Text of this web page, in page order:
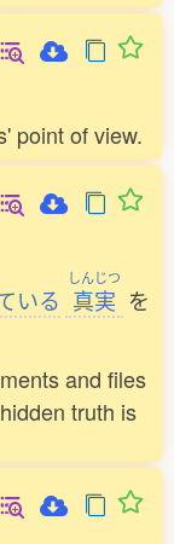
point of view.
いる
しんじつ
真実 を
and files
truth is